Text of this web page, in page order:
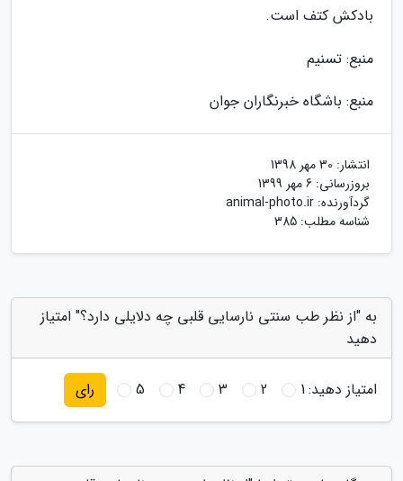
بادکش کتف است.
منبع: تسنیم
منبع: باشگاه خبرنگاران جوان
انتشار: 30 مهر 1398
بروزرسانی: 6 مهر 1399
گردآورنده: animal-photo.ir
شناسه مطلب: 385
به "از نظر طب سنتی نارسایی قلبی چه دلایلی دارد؟" امتیاز
دهید
امتیاز دهید:1
2
3
4
5 رای